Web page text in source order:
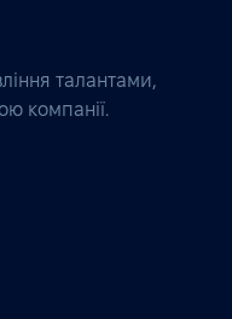
талантами,
компанії.